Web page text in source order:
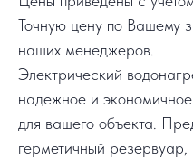
Точную цену по Вашему
наших менеджеров.
Электрический
надежное и
для вашего объекта.
герметичный